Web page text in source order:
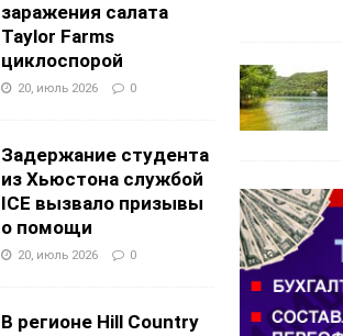
заражения салата
Taylor Farms
циклоспорой
20, июль 2026 0
Задержание студента
из Хьюстона службой
ICE вызвало призывы
о помощи
20, июль 2026 0
В регионе Hill Country